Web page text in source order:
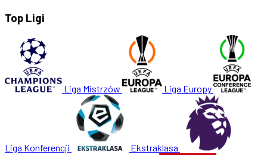
Top Ligi
Liga Mistrzów Liga Europy
Liga Konferencji Ekstraklasa